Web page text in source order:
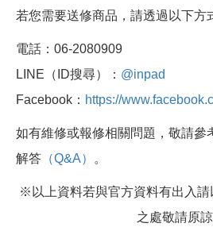
若您需要送修商品，請透過以下方
電話：06-2080909
LINE（ID搜尋）： @inpad
Facebook： https://
如有維修或報修相關問題，敬請參
解答 （Q&A） 。
※以上資料若與官方資料有出入請
之處敬請原